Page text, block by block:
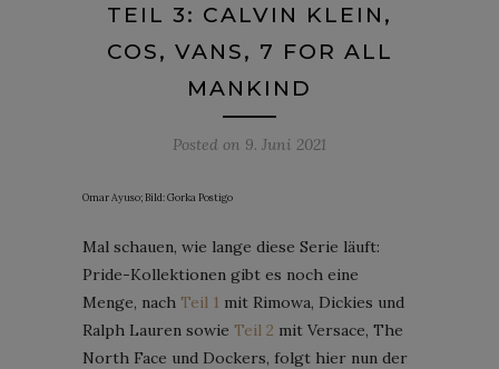
TEIL 3: CALVIN KLEIN,
COS, VANS, 7 FOR ALL
MANKIND
Posted on 9. Juni 2021
Omar Ayuso; Bild: Gorka Postigo
Mal schauen, wie lange diese Serie läuft:
Pride-Kollektionen gibt es noch eine
Menge, nach Teil 1 mit Rimowa, Dickies und
Ralph Lauren sowie Teil 2 mit Versace, The
North Face und Dockers, folgt hier nun der